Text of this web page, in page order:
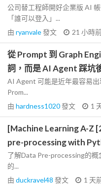
公司替工程師開好企業版 AI
「誰可以登入」...
由 ryanvale發文 21 小時
從 Prompt 到 Graph
詞，而是 AI Agent 踩坑
AI Agent 可能是近年最容易
Prom...
由 hardness1020發文 1
[Machine Learning A-Z
pre-processing with
了解Data Pre-processing的
的...
由 duckravel48 發文 1 天